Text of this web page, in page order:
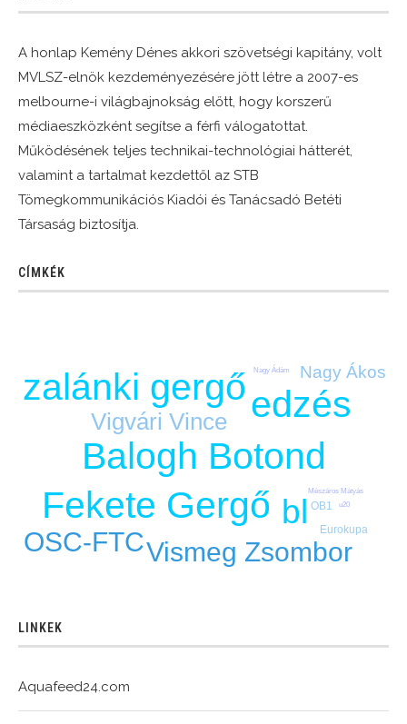
A honlap Kemény Dénes akkori szövetségi kapitány, volt
MVLSZ-elnök kezdeményezésére jött létre a 2007-es
melbourne-i világbajnokság előtt, hogy korszerű
médiaeszközként segítse a férfi válogatottat.
Működésének teljes technikai-technológiai hátterét,
valamint a tartalmat kezdettől az STB
Tömegkommunikációs Kiadói és Tanácsadó Betéti
Társaság biztosítja.
CÍMKÉK
Balogh Botond
edzés
Fekete Gergő
zalánki gergő
bl
OSC-FTCVismeg Zsombor
Vigvári Vince
Nagy Ákos
Eurokupa
OB1
Mészáros Mátyás
Nagy Ádám
u20
LINKEK
Aquafeed24.com